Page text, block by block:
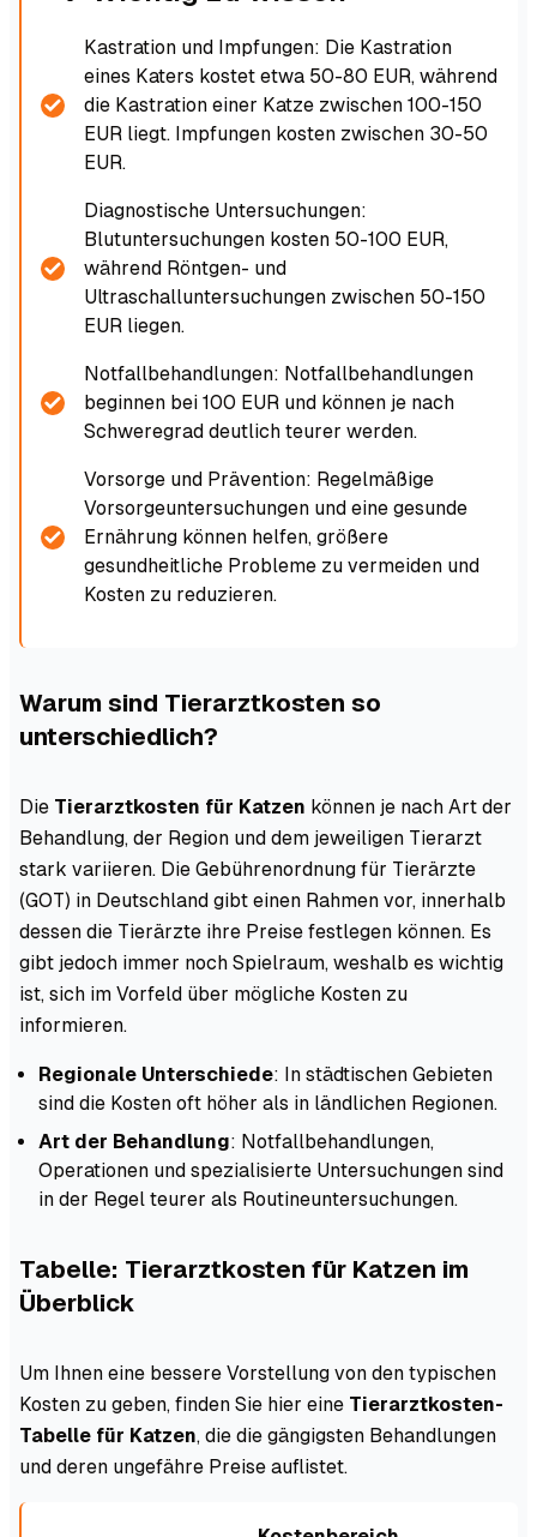
Kastration und Impfungen: Die Kastration
eines Katers kostet etwa 50-80 EUR, während
die Kastration einer Katze zwischen 100-150
EUR liegt. Impfungen kosten zwischen 30-50
EUR.
Diagnostische Untersuchungen:
Blutuntersuchungen kosten 50-100 EUR,
während Röntgen- und
Ultraschalluntersuchungen zwischen 50-150
EUR liegen.
Notfallbehandlungen: Notfallbehandlungen
beginnen bei 100 EUR und können je nach
Schweregrad deutlich teurer werden.
Vorsorge und Prävention: Regelmäßige
Vorsorgeuntersuchungen und eine gesunde
Ernährung können helfen, größere
gesundheitliche Probleme zu vermeiden und
Kosten zu reduzieren.
Warum sind Tierarztkosten so
unterschiedlich?
Die Tierarztkosten für Katzen können je nach Art der
Behandlung, der Region und dem jeweiligen Tierarzt
stark variieren. Die Gebührenordnung für Tierärzte
(GOT) in Deutschland gibt einen Rahmen vor, innerhalb
dessen die Tierärzte ihre Preise festlegen können. Es
gibt jedoch immer noch Spielraum, weshalb es wichtig
ist, sich im Vorfeld über mögliche Kosten zu
informieren.
Regionale Unterschiede: In städtischen Gebieten
sind die Kosten oft höher als in ländlichen Regionen.
Art der Behandlung: Notfallbehandlungen,
Operationen und spezialisierte Untersuchungen sind
in der Regel teurer als Routineuntersuchungen.
Tabelle: Tierarztkosten für Katzen im
Überblick
Um Ihnen eine bessere Vorstellung von den typischen
Kosten zu geben, finden Sie hier eine Tierarztkosten-
Tabelle für Katzen, die die gängigsten Behandlungen
und deren ungefähre Preise auflistet.